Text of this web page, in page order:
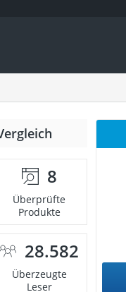
8
Überprüfte
Produkte
28.582
Überzeugte
Leser